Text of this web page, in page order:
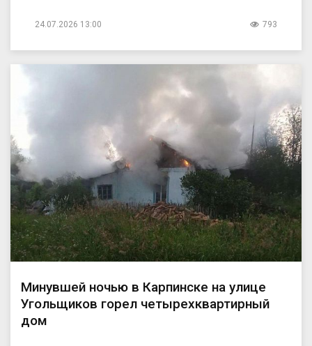
24.07.2026 13:00 793
Минувшей ночью в Карпинске на улице
Угольщиков горел четырехквартирный
дом